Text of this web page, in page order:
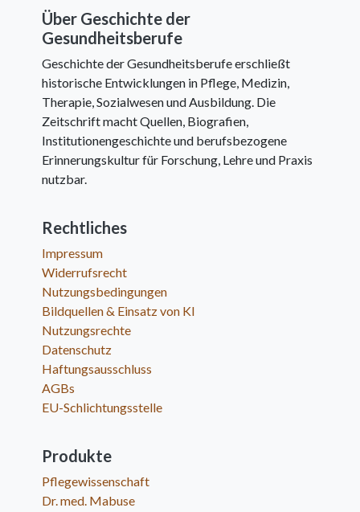
Über Geschichte der
Gesundheitsberufe
Geschichte der Gesundheitsberufe erschließt
historische Entwicklungen in Pflege, Medizin,
Therapie, Sozialwesen und Ausbildung. Die
Zeitschrift macht Quellen, Biografien,
Institutionengeschichte und berufsbezogene
Erinnerungskultur für Forschung, Lehre und Praxis
nutzbar.
Rechtliches
Impressum
Widerrufsrecht
Nutzungsbedingungen
Bildquellen & Einsatz von KI
Nutzungsrechte
Datenschutz
Haftungsausschluss
AGBs
EU-Schlichtungsstelle
Produkte
Pflegewissenschaft
Dr. med. Mabuse